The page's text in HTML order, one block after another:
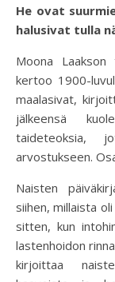
He ovat suurmiestensä varjoon jääneitä naisia, jotka
halusivat tulla
Moona Laakson
kertoo 1900-
maalasivat, kirjoittivat, soittivat ja loivat. Osa heistä jätti
jälkeensä kuolemattomia runoja, rakennuksia ja
taideteoksia, jotka
arvostukseen.
Naisten
siihen, millaista oli olla nainen sata tai viisikymmentä vuotta
sitten, kun intohimona oli heiltä odotettujen avioliiton ja
lastenhoidon rinnalla tai sijaan taide ja hurja luovuus.
kirjoittaa naisten saavutuksista,